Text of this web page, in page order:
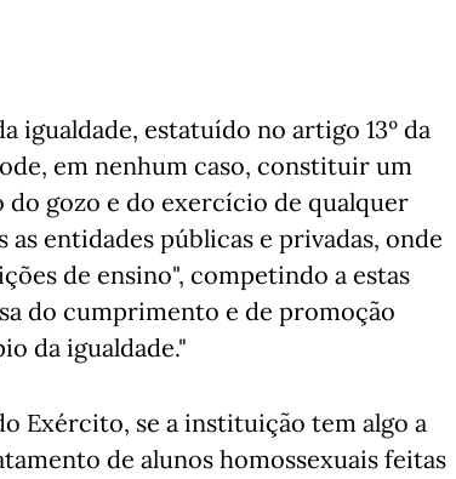
igualdade, estatuído no artigo 13º da
em nenhum caso, constituir um
gozo e do exercício de qualquer
entidades públicas e privadas, onde
de ensino", competindo a estas
do cumprimento e de promoção
da igualdade."
Exército, se a instituição tem algo a
de alunos homossexuais feitas